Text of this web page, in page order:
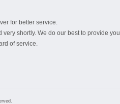
for better service.
shortly. We do our best to provide you
of service.